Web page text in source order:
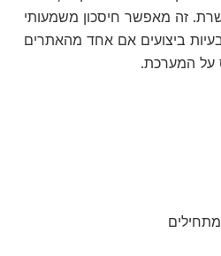
זה מאפשר חיסכון משמעותי
ביצועים אם אחד מהאתרים
על המערכת.